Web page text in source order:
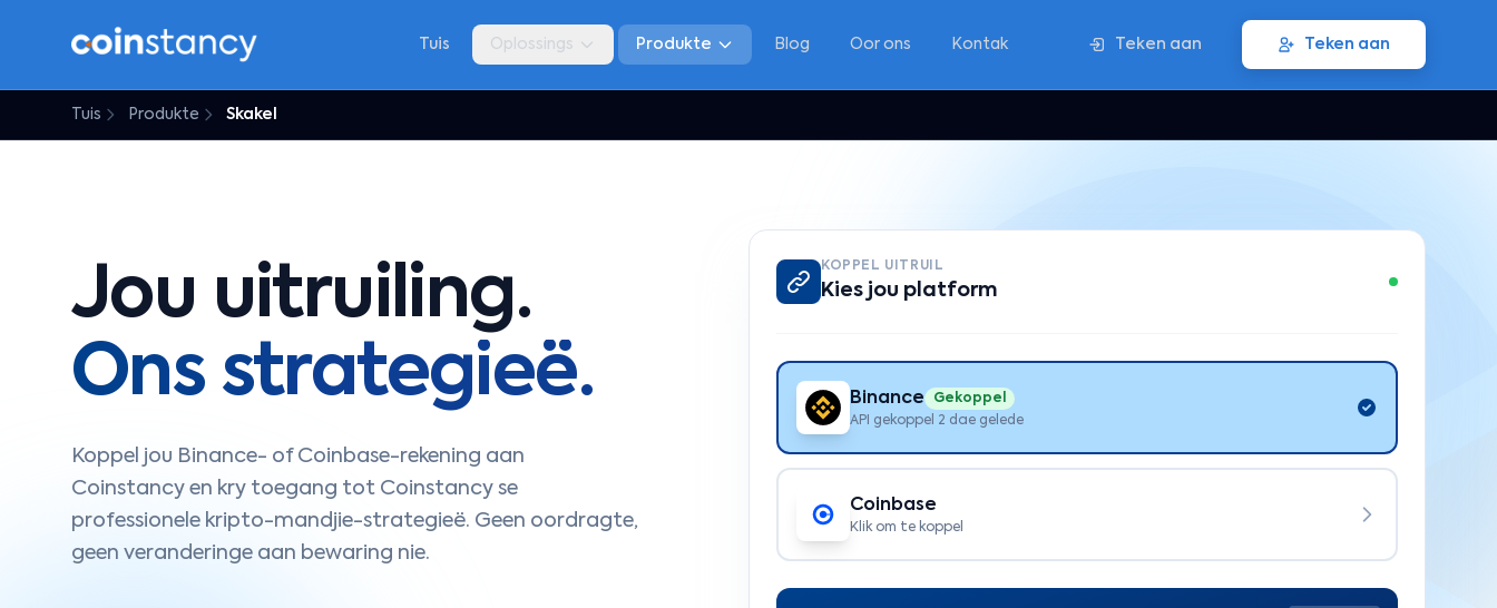
Tuis Oplossings Produkte Blog Oor ons Kontak Teken aan Teken aan
Tuis Produkte Skakel
Jou uitruiling.
Ons strategieë.
Koppel jou Binance- of Coinbase-rekening aan
Coinstancy en kry toegang tot Coinstancy se
professionele kripto-mandjie-strategieë. Geen oordragte,
geen veranderinge aan bewaring nie.
KOPPEL UITRUIL
Kies jou platform
Binance
Gekoppel
API gekoppel 2 dae gelede
Coinbase
Klik om te koppel